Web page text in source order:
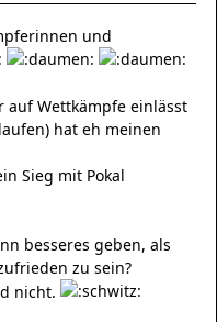
und
auf Wettkämpfe einlässt
hat eh meinen
Sieg mit Pokal
besseres geben, als
zu sein?
nicht.